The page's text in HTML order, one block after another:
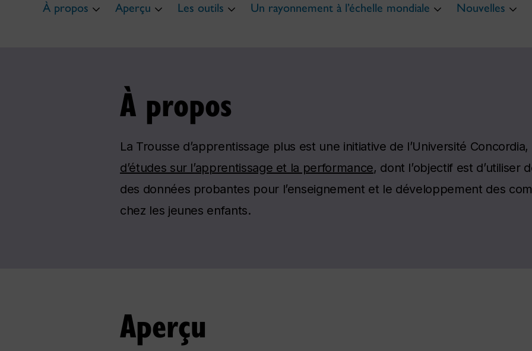
À propos Aperçu Les outils Un rayonnement à l’échelle mondiale Nouvelles
À propos
La Trousse d’apprentissage plus est une initiative de l’Université
d’études sur l’apprentissage et la performance, dont l’objectif est d’utiliser
des données probantes pour l’enseignement et le développement des
chez les jeunes enfants.
Aperçu